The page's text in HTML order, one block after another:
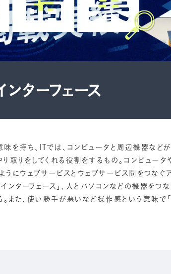
ンターフェース
味を持ち、ITでは、コンピュータと周辺機器な
取りをしてくれる役割をするもの。コンピュー
うにウェブサービスとウェブサービス間をつなぐ
ンターフェース」、人とパソコンなどの機器をつ
。また、使い勝手が悪いなど操作感という意味で